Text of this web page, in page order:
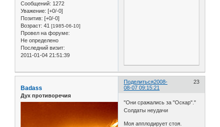
Сообщений: 1272
Уважение: [+0/-0]
Позитив: [+0/-0]
Возраст: 41 [1985-06-10]
Провел на форуме:
Не определено
Последний визит:
2011-01-04 21:51:39
Поделиться 23
2008-
08-07 09:15:21
Badass
Дух противоречия
"Они сражались за "Оскар"."
Солдаты неудачи
Моя апплодирует стоя.